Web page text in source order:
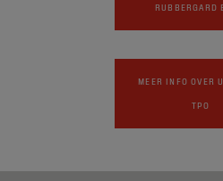
RUBBERGARD
MEER INFO OVER
TPO